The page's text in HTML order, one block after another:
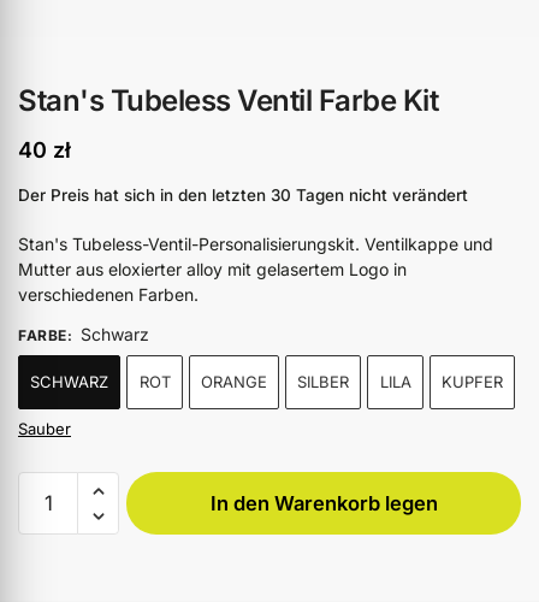
Stan's Tubeless Ventil Farbe Kit
40 zł
Der Preis hat sich in den letzten 30 Tagen nicht verändert
Stan's Tubeless-Ventil-Personalisierungskit. Ventilkappe und
Mutter aus eloxierter alloy mit gelasertem Logo in
verschiedenen Farben.
FARBE: Schwarz
SCHWARZ ROT ORANGE SILBER LILA KUPFER
Sauber
In den Warenkorb legen